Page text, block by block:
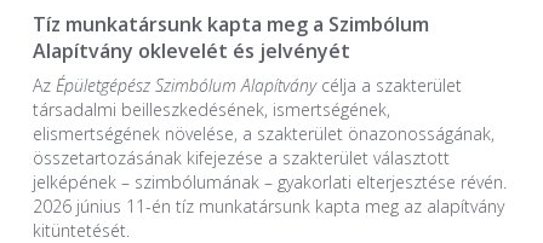
Tíz munkatársunk kapta meg a Szimbólum
Alapítvány oklevelét és jelvényét
Az Épületgépész Szimbólum Alapítványcélja a szakterület
társadalmi beilleszkedésének, ismertségének,
elismertségének növelése, a szakterület önazonosságának,
összetartozásának kifejezése a szakterület választott
jelképének – szimbólumának – gyakorlati elterjesztése révén.
2026 június 11-én tíz munkatársunk kapta meg az alapítvány
kitüntetését.